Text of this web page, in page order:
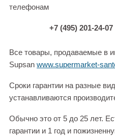
телефонам
+7 (495) 201-24-07
Все товары, продаваемые в
Supsan www.supermarket-
Сроки гарантии на разные
устанавливаются
Обычно это от 5 до 25 лет.
гарантии и 1 год и